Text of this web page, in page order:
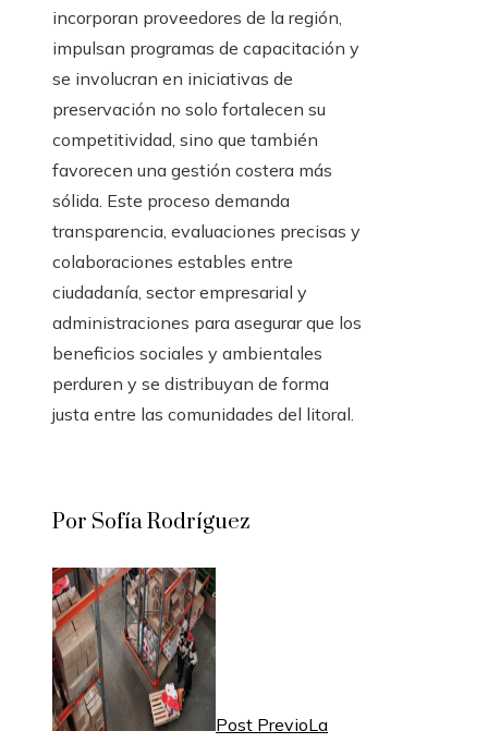
incorporan proveedores de la región,
impulsan programas de capacitación y
se involucran en iniciativas de
preservación no solo fortalecen su
competitividad, sino que también
favorecen una gestión costera más
sólida. Este proceso demanda
transparencia, evaluaciones precisas y
colaboraciones estables entre
ciudadanía, sector empresarial y
administraciones para asegurar que los
beneficios sociales y ambientales
perduren y se distribuyan de forma
justa entre las comunidades del litoral.
Por Sofía Rodríguez
Post PrevioLa